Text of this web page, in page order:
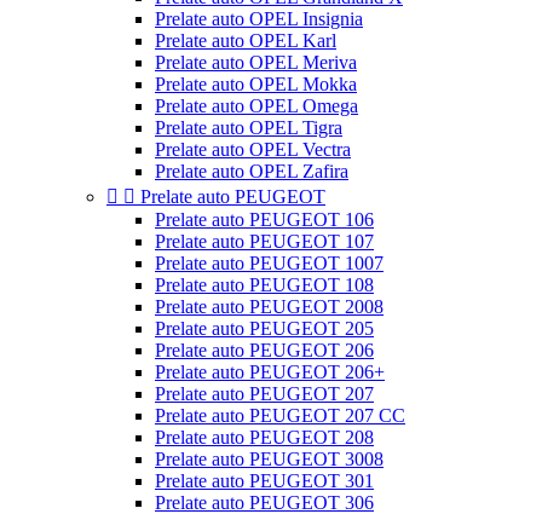
Prelate auto OPEL Insignia
Prelate auto OPEL Karl
Prelate auto OPEL Meriva
Prelate auto OPEL Mokka
Prelate auto OPEL Omega
Prelate auto OPEL Tigra
Prelate auto OPEL Vectra
Prelate auto OPEL Zafira
  Prelate auto PEUGEOT
Prelate auto PEUGEOT 106
Prelate auto PEUGEOT 107
Prelate auto PEUGEOT 1007
Prelate auto PEUGEOT 108
Prelate auto PEUGEOT 2008
Prelate auto PEUGEOT 205
Prelate auto PEUGEOT 206
Prelate auto PEUGEOT 206+
Prelate auto PEUGEOT 207
Prelate auto PEUGEOT 207 CC
Prelate auto PEUGEOT 208
Prelate auto PEUGEOT 3008
Prelate auto PEUGEOT 301
Prelate auto PEUGEOT 306